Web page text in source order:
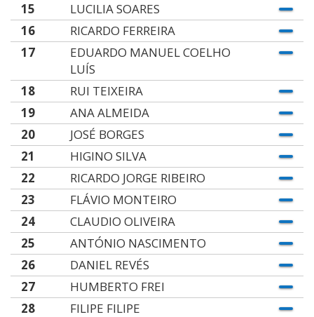
15
LUCILIA SOARES
16
RICARDO FERREIRA
17
EDUARDO MANUEL COELHO
LUÍS
18
RUI TEIXEIRA
19
ANA ALMEIDA
20
JOSÉ BORGES
21
HIGINO SILVA
22
RICARDO JORGE RIBEIRO
23
FLÁVIO MONTEIRO
24
CLAUDIO OLIVEIRA
25
ANTÓNIO NASCIMENTO
26
DANIEL REVÉS
27
HUMBERTO FREI
28
FILIPE FILIPE